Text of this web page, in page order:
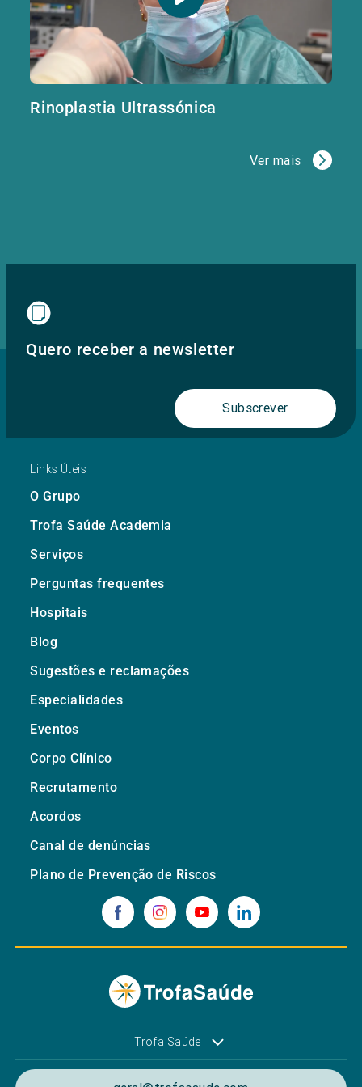
Rinoplastia Ultrassónica
Ver mais
Quero receber a newsletter
Subscrever
Links Úteis
O Grupo
Trofa Saúde Academia
Serviços
Perguntas frequentes
Hospitais
Blog
Sugestões e reclamações
Especialidades
Eventos
Corpo Clínico
Recrutamento
Acordos
Canal de denúncias
Plano de Prevenção de Riscos
Trofa Saúde